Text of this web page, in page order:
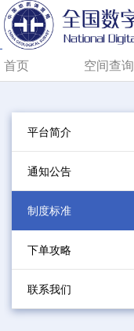
首页 空间查询
平台简介
通知公告
制度标准
下单攻略
联系我们